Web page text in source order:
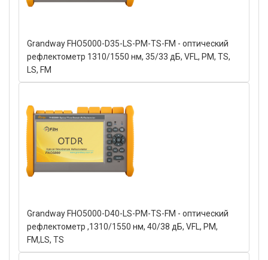
Grandway FHO5000-D35-LS-PM-TS-FM - оптический
рефлектометр 1310/1550 нм, 35/33 дБ, VFL, PM, TS,
LS, FM
Grandway FHO5000-D40-LS-PM-TS-FM - оптический
рефлектометр ,1310/1550 нм, 40/38 дБ, VFL, PM,
FM,LS, TS